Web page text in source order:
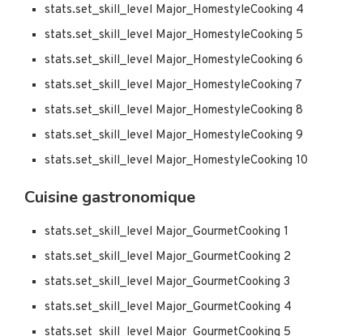
stats.set_skill_level Major_HomestyleCooking 4
stats.set_skill_level Major_HomestyleCooking 5
stats.set_skill_level Major_HomestyleCooking 6
stats.set_skill_level Major_HomestyleCooking 7
stats.set_skill_level Major_HomestyleCooking 8
stats.set_skill_level Major_HomestyleCooking 9
stats.set_skill_level Major_HomestyleCooking 10
Cuisine gastronomique
stats.set_skill_level Major_GourmetCooking 1
stats.set_skill_level Major_GourmetCooking 2
stats.set_skill_level Major_GourmetCooking 3
stats.set_skill_level Major_GourmetCooking 4
stats.set_skill_level Major_GourmetCooking 5